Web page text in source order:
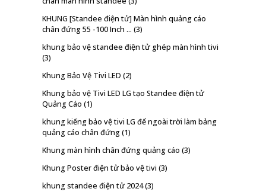
KHUNG [Standee điện tử] Màn hình quảng cáo
chân đứng 55 -100 Inch ... (3)
khung bảo vệ standee điện tử ghép màn hình tivi
(3)
Khung Bảo Vệ Tivi LED (2)
Khung bảo vệ Tivi LED LG tạo Standee điện tử
Quảng Cáo (1)
khung kiếng bảo vệ tivi LG để ngoài trời làm bảng
quảng cáo chân đứng(1)
Khung màn hình chân đứng quảng cáo (3)
Khung Poster điện tử bảo vệ tivi (3)
khung standee điện tử 2024(3)